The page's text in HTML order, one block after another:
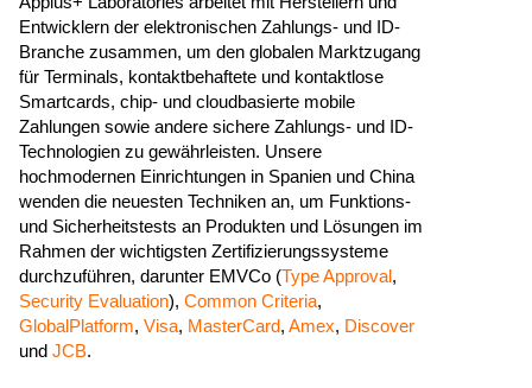
Entwicklern der elektronischen Zahlungs- und ID-
Branche zusammen, um den globalen Marktzugang
für Terminals, kontaktbehaftete und kontaktlose
Smartcards, chip- und cloudbasierte mobile
Zahlungen sowie andere sichere Zahlungs- und ID-
Technologien zu gewährleisten. Unsere
hochmodernen Einrichtungen in Spanien und China
wenden die neuesten Techniken an, um Funktions-
und Sicherheitstests an Produkten und Lösungen im
Rahmen der wichtigsten Zertifizierungssysteme
durchzuführen, darunter EMVCo (Type Approval,
Security Evaluation), Common Criteria,
GlobalPlatform, Visa, MasterCard, Amex, Discover
und JCB.